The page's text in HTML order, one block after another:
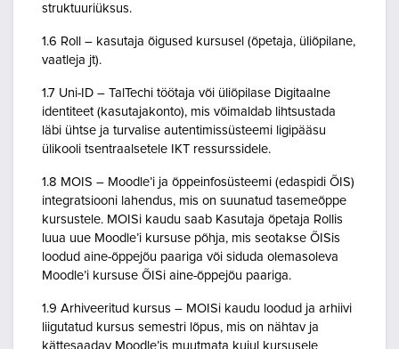
struktuuriüksus.
1.6 Roll – kasutaja õigused kursusel (õpetaja, üliõpilane,
vaatleja jt).
1.7 Uni-ID – TalTechi töötaja või üliõpilase Digitaalne
identiteet (kasutajakonto), mis võimaldab lihtsustada
läbi ühtse ja turvalise autentimissüsteemi ligipääsu
ülikooli tsentraalsetele IKT ressurssidele.
1.8 MOIS – Moodle’i ja õppeinfosüsteemi (edaspidi ÕIS)
integratsiooni lahendus, mis on suunatud tasemeõppe
kursustele. MOISi kaudu saab Kasutaja õpetaja Rollis
luua uue Moodle’i kursuse põhja, mis seotakse ÕISis
loodud aine-õppejõu paariga või siduda olemasoleva
Moodle’i kursuse ÕISi aine-õppejõu paariga.
1.9 Arhiveeritud kursus – MOISi kaudu loodud ja arhiivi
liigutatud kursus semestri lõpus, mis on nähtav ja
kättesaadav Moodle’is muutmata kujul kursusele